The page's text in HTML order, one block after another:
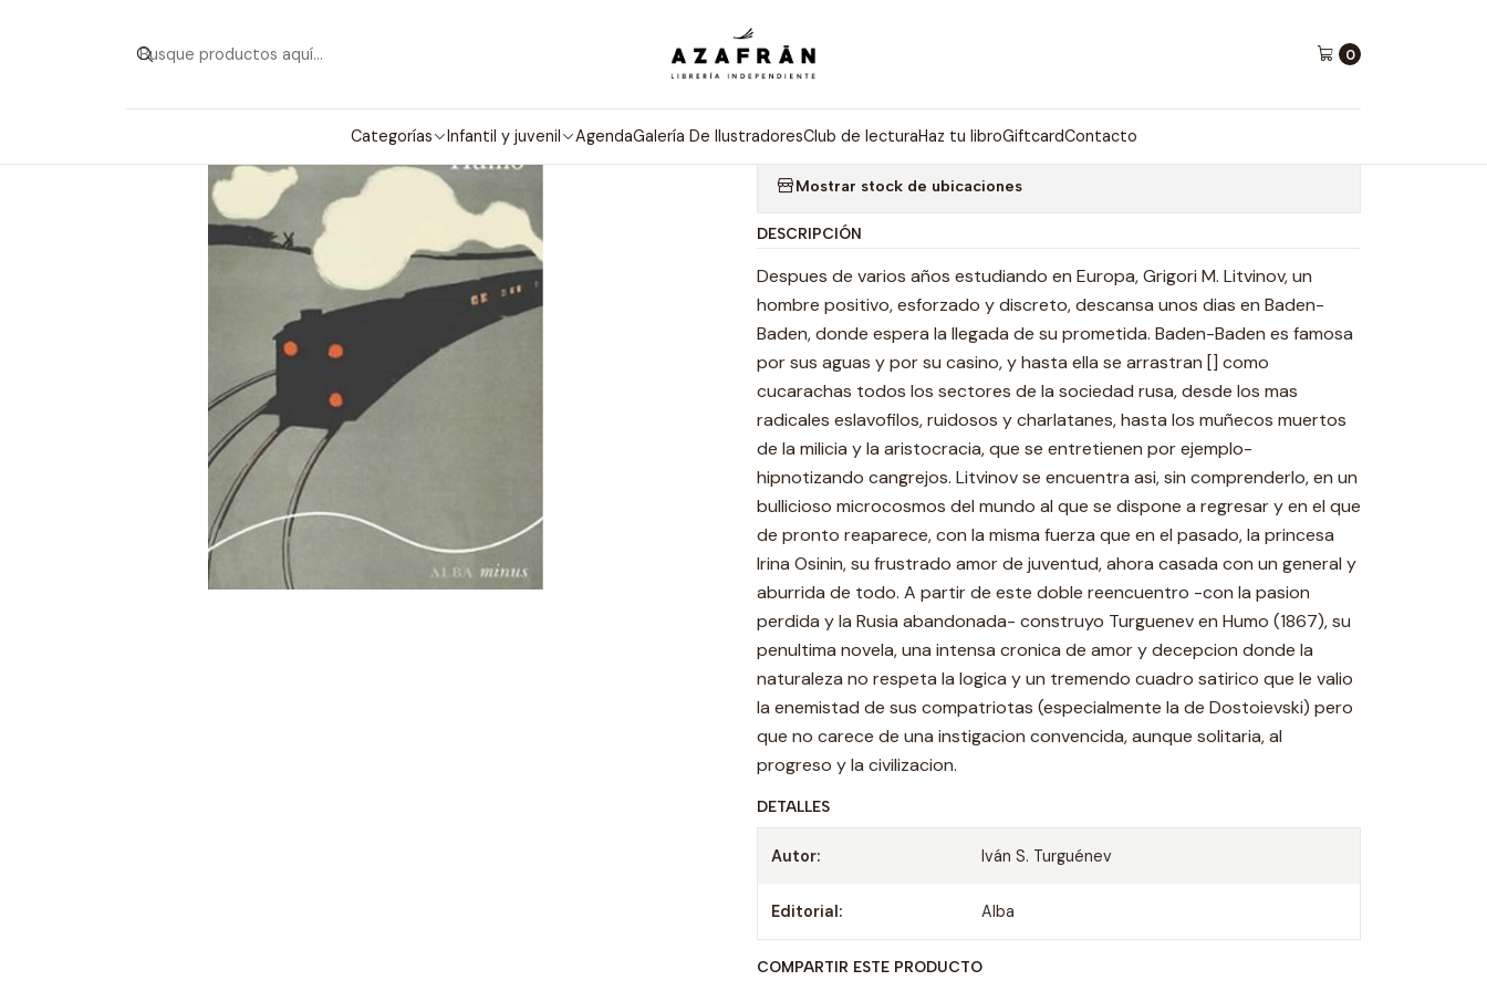
0
Categorías Infantil y juvenil AgendaGalería De IlustradoresClub de lecturaHaz tu libroGiftcardContacto
Clásicos
HUMO (MINUS)
Mostrar stock de ubicaciones
DESCRIPCIÓN
Despues de varios años estudiando en Europa, Grigori M. Litvinov, un
hombre positivo, esforzado y discreto, descansa unos dias en Baden-
Baden, donde espera la llegada de su prometida. Baden-Baden es famosa
por sus aguas y por su casino, y hasta ella se arrastran [] como
cucarachas todos los sectores de la sociedad rusa, desde los mas
radicales eslavofilos, ruidosos y charlatanes, hasta los muñecos muertos
de la milicia y la aristocracia, que se entretienen por ejemplo-
hipnotizando cangrejos. Litvinov se encuentra asi, sin comprenderlo, en un
bullicioso microcosmos del mundo al que se dispone a regresar y en el que
de pronto reaparece, con la misma fuerza que en el pasado, la princesa
Irina Osinin, su frustrado amor de juventud, ahora casada con un general y
aburrida de todo. A partir de este doble reencuentro -con la pasion
perdida y la Rusia abandonada- construyo Turguenev en Humo (1867), su
penultima novela, una intensa cronica de amor y decepcion donde la
naturaleza no respeta la logica y un tremendo cuadro satirico que le valio
la enemistad de sus compatriotas (especialmente la de Dostoievski) pero
que no carece de una instigacion convencida, aunque solitaria, al
progreso y la civilizacion.
DETALLES
Autor: Iván S. Turguénev
Editorial: Alba
COMPARTIR ESTE PRODUCTO